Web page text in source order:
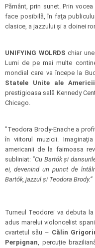
Pământ, prin sunet. Prin
face posibilă, în faţa
clasice, a jazzului şi a doinei
UNIFYING WOLRDS chiar
Lumi de pe mai multe
mondial care va începe la
Statele Unite ale Americii
prestigioasa sală Kennedy
Chicago.
”Teodora Brody-Enache a
în viitorul muzicii.
americanii de la faimoasa
subliniat: ”Cu Bartók și
ei, devenind un punct de
Bartók, jazzul și Teodora Brody.”
Turneul Teodorei va debuta
adus marelui violoncelist
cvartetul său – Călin
Perpignan, percuție